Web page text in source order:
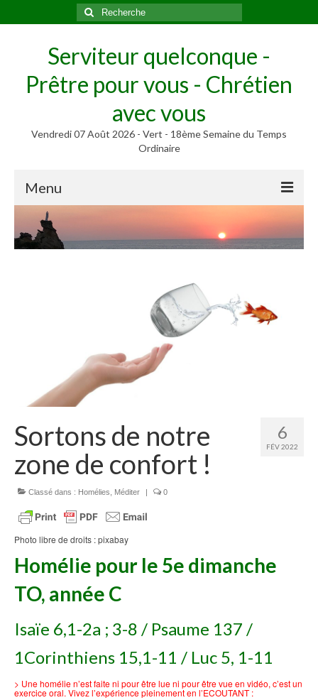
Rechercher
:
Serviteur quelconque -
Prêtre pour vous - Chrétien
avec vous
Vendredi 07 Août 2026 - Vert - 18ème Semaine du Temps
Ordinaire
Menu
Méditer
Homélies, Poèmes
Homélies de Mariages
Homélies de Pèlerinages
Mon témoignage
Lire
Articles, Chroniques
Livres
Grandir : rubrique Cliquer
Cath.ch
Echo Magazine – Trait Libre
Echo Magazine – Evangile
Echo Magazine – Une Question
Voir
6
FÉV 2022
Sortons de notre
zone de confort !
Classé dans : Homélies Méditer 0
Photo libre de droits : pixabay
Homélie pour le 5e dimanche
TO, année C
Isaïe 6,1-2a ; 3-8 / Psaume 137 /
1Corinthiens 15,1-11 / Luc 5, 1-11
> Une homélie n’est faite ni pour être lue ni pour être vue en vidéo, c’est un
exercice oral. Vivez l’expérience pleinement en l’ECOUTANT :